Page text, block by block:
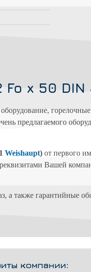
Fo x 50 DIN
горелочные
предлагаемого
Weishaupt)от первого
Вашей
также гарантийные
компании: